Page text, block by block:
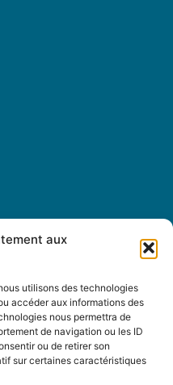
aux
utilisons des technologies
accéder aux informations des
nous permettra de
de navigation ou les ID
ou de retirer son
sur certaines caractéristiques